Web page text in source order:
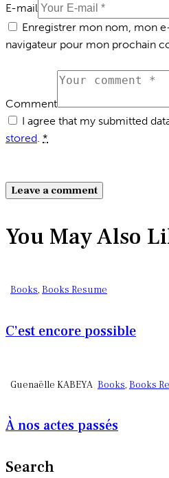
E-mail
Enregistrer mon nom, mon
navigateur pour mon prochain
Comment
I agree that my submitted
stored *
You May Also
Books, Books Resume
C’est encore possible
Guenaëlle KABEYA Books, Books
À nos actes passés
Search